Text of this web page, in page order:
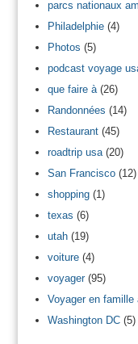
parcs nationaux
Philadelphie(4)
Photos (5)
podcast voyage
que faire à(26)
Randonnées (14)
Restaurant(45)
roadtrip usa(20)
San Francisco(12)
shopping(1)
texas (6)
utah(19)
voiture(4)
voyager(95)
Voyager en famille
Washington DC(5)